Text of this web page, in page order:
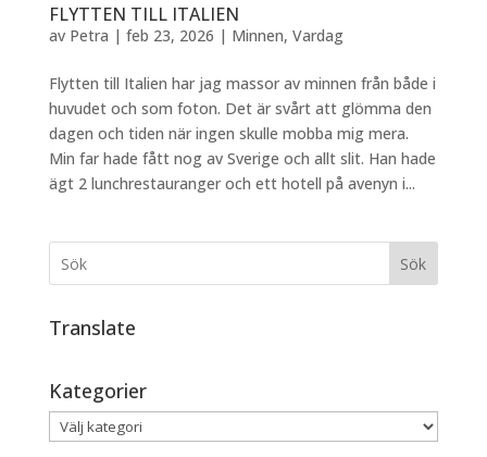
FLYTTEN TILL ITALIEN
av Petra | feb 23, 2026 | Minnen, Vardag
Flytten till Italien har jag massor av minnen från både i
huvudet och som foton. Det är svårt att glömma den
dagen och tiden när ingen skulle mobba mig mera.
Min far hade fått nog av Sverige och allt slit. Han hade
ägt 2 lunchrestauranger och ett hotell på avenyn i...
Sök
Translate
Kategorier
Kategorier